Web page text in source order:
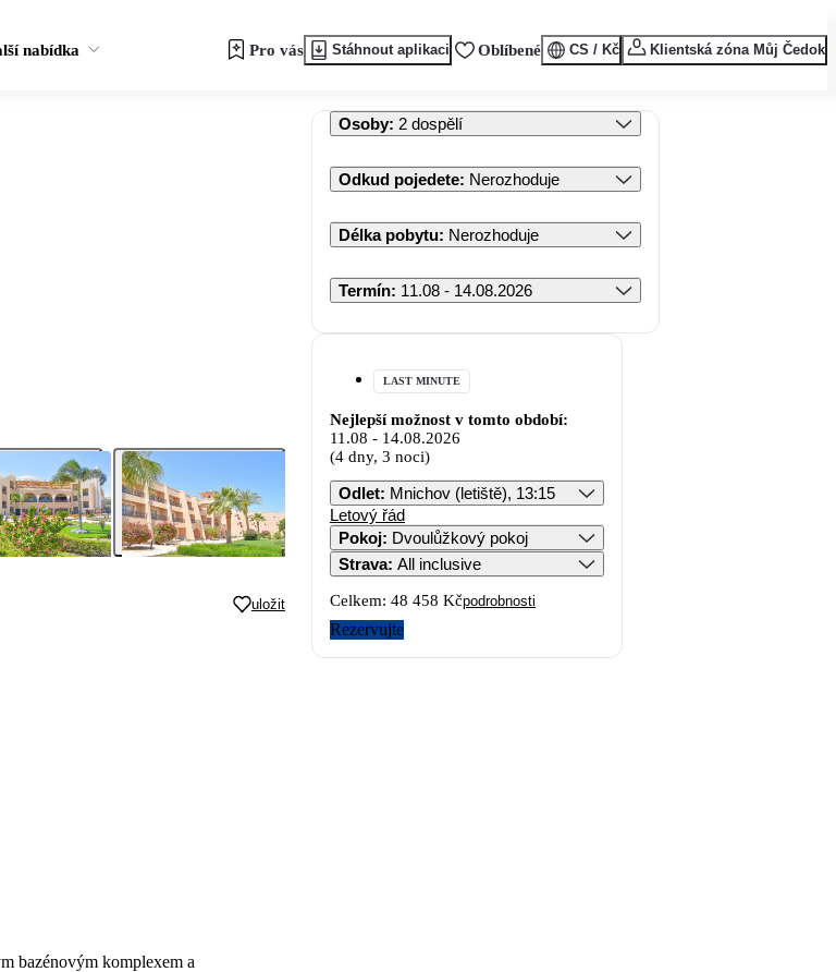
nabídka Pro vás Stáhnout aplikaci Oblíbené CS / Kč Klientská zóna Můj Čedok
uložit
bazénovým komplexem a
Osoby: 2 dospělí
Odkud pojedete: Nerozhoduje
Délka pobytu: Nerozhoduje
Termín: 11.08 - 14.08.2026
LAST MINUTE
Nejlepší možnost v tomto období:
11.08 - 14.08.2026
(4 dny, 3 noci)
Odlet: Mnichov (letiště), 13:15
Letový řád
Pokoj: Dvoulůžkový pokoj
Strava: All inclusive
Celkem: 48 458 Kčpodrobnosti
Rezervujte